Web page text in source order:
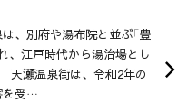
、別府や湯布院と並ぶ「豊
、江戸時代から湯治場とし
天瀬温泉街は、令和2年の
を受…